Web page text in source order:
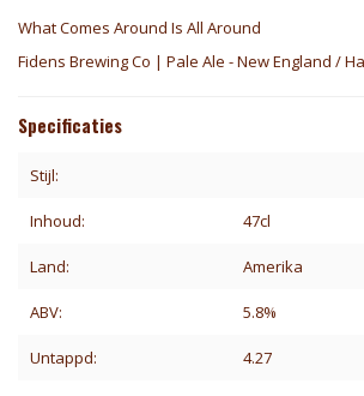
What Comes Around Is All Around
Fidens Brewing Co | Pale Ale - New England /
Specificaties
Stijl:
Inhoud: 47cl
Land: Amerika
ABV: 5.8%
Untappd: 4.27